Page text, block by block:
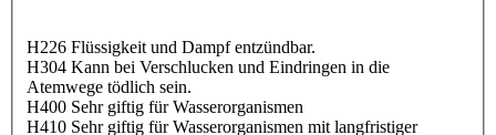
H226 Flüssigkeit und Dampf entzündbar.
H304 Kann bei Verschlucken und Eindringen in die
Atemwege tödlich sein.
H400 Sehr giftig für Wasserorganismen
H410 Sehr giftig für Wasserorganismen mit langfristiger